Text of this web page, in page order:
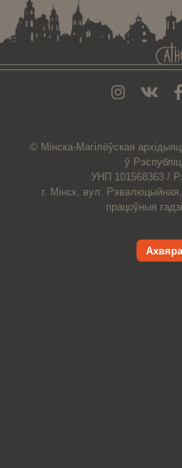
© Мiнска-Магiлёўская
ў
УНП 101568363 /
г. Мінск, вул.
працоўныя